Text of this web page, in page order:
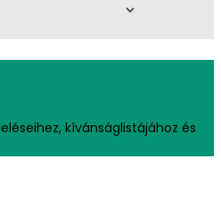
kívánságlistájához és